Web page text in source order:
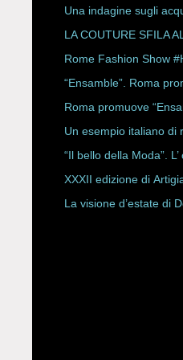
Una indagine sugli
LA COUTURE SFILA
CON ALESSANDRO
ROBERTA ANGELILLI
Rome Fashion Show
“Ensamble”. Roma
Storici
Roma promuove
Un esempio italiano di
Rete Slow Fiber
“Il bello della Moda”.
XXXII edizione di
La visione d’estate di